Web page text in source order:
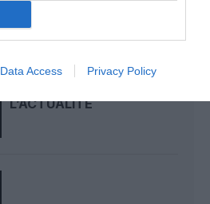
Data Access Privacy Policy
CIEL : ROGER SOMMER
L’ACTUALITÉ